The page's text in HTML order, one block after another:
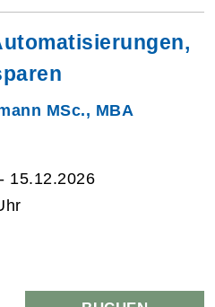
MSc., MBA
15.12.2026